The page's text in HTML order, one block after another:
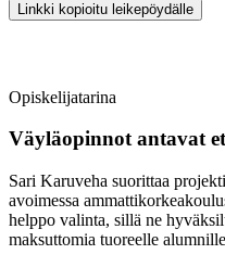
Linkki kopioitu leikepöydälle
Opiskelijatarina
Väyläopinnot antavat
Sari Karuveha suorittaa
avoimessa
helppo valinta, sillä ne
maksuttomia tuoreelle